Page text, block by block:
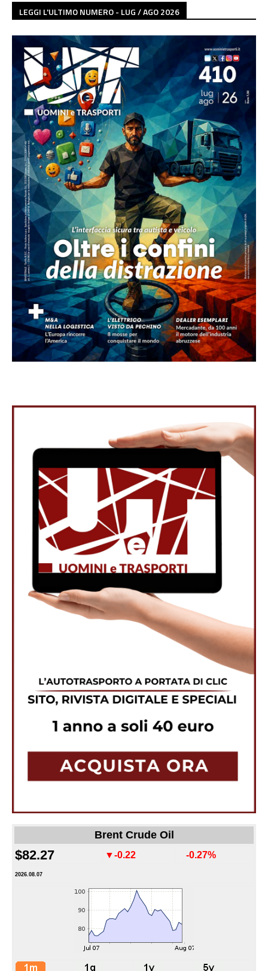
LEGGI L'ULTIMO NUMERO - LUG / AGO 2026
Brent Crude Oil
$82.27 ▼-0.22 -0.27%
2026.08.07